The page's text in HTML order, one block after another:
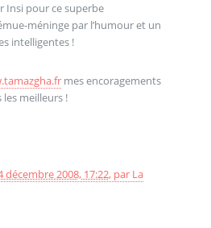
Insi pour ce superbe
méninge par l’humour et un
intelligentes !
mes encoragements
meilleurs !
décembre 2008, 17:22, par La